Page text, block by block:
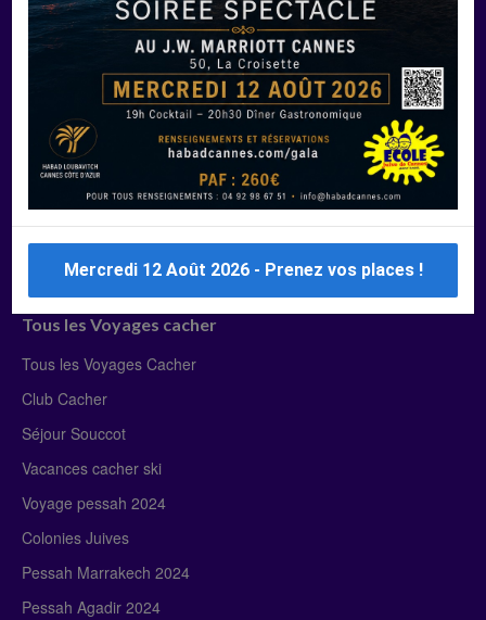
Manger Cacher
Liste des restaurants cacher
Restaurants cacher à Paris
Restaurants cacher à Deauville
Restaurants cacher à Lyon
Restaurants cacher à Marseille
Restaurants cacher Dubaï
Tous les Voyages cacher
Tous les Voyages Cacher
Club Cacher
Séjour Souccot
Vacances cacher ski
Voyage pessah 2024
Colonies Juives
Pessah Marrakech 2024
Pessah Agadir 2024
Mercredi 12 Août 2026 - Prenez vos places !